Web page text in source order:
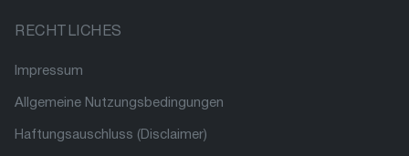
RECHTLICHES
Impressum
Allgemeine Nutzungsbedingungen
Haftungsauschluss (Disclaimer)